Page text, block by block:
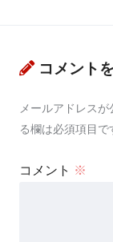
コメント
メールアドレスが
る欄は必須項目で
コメント ※